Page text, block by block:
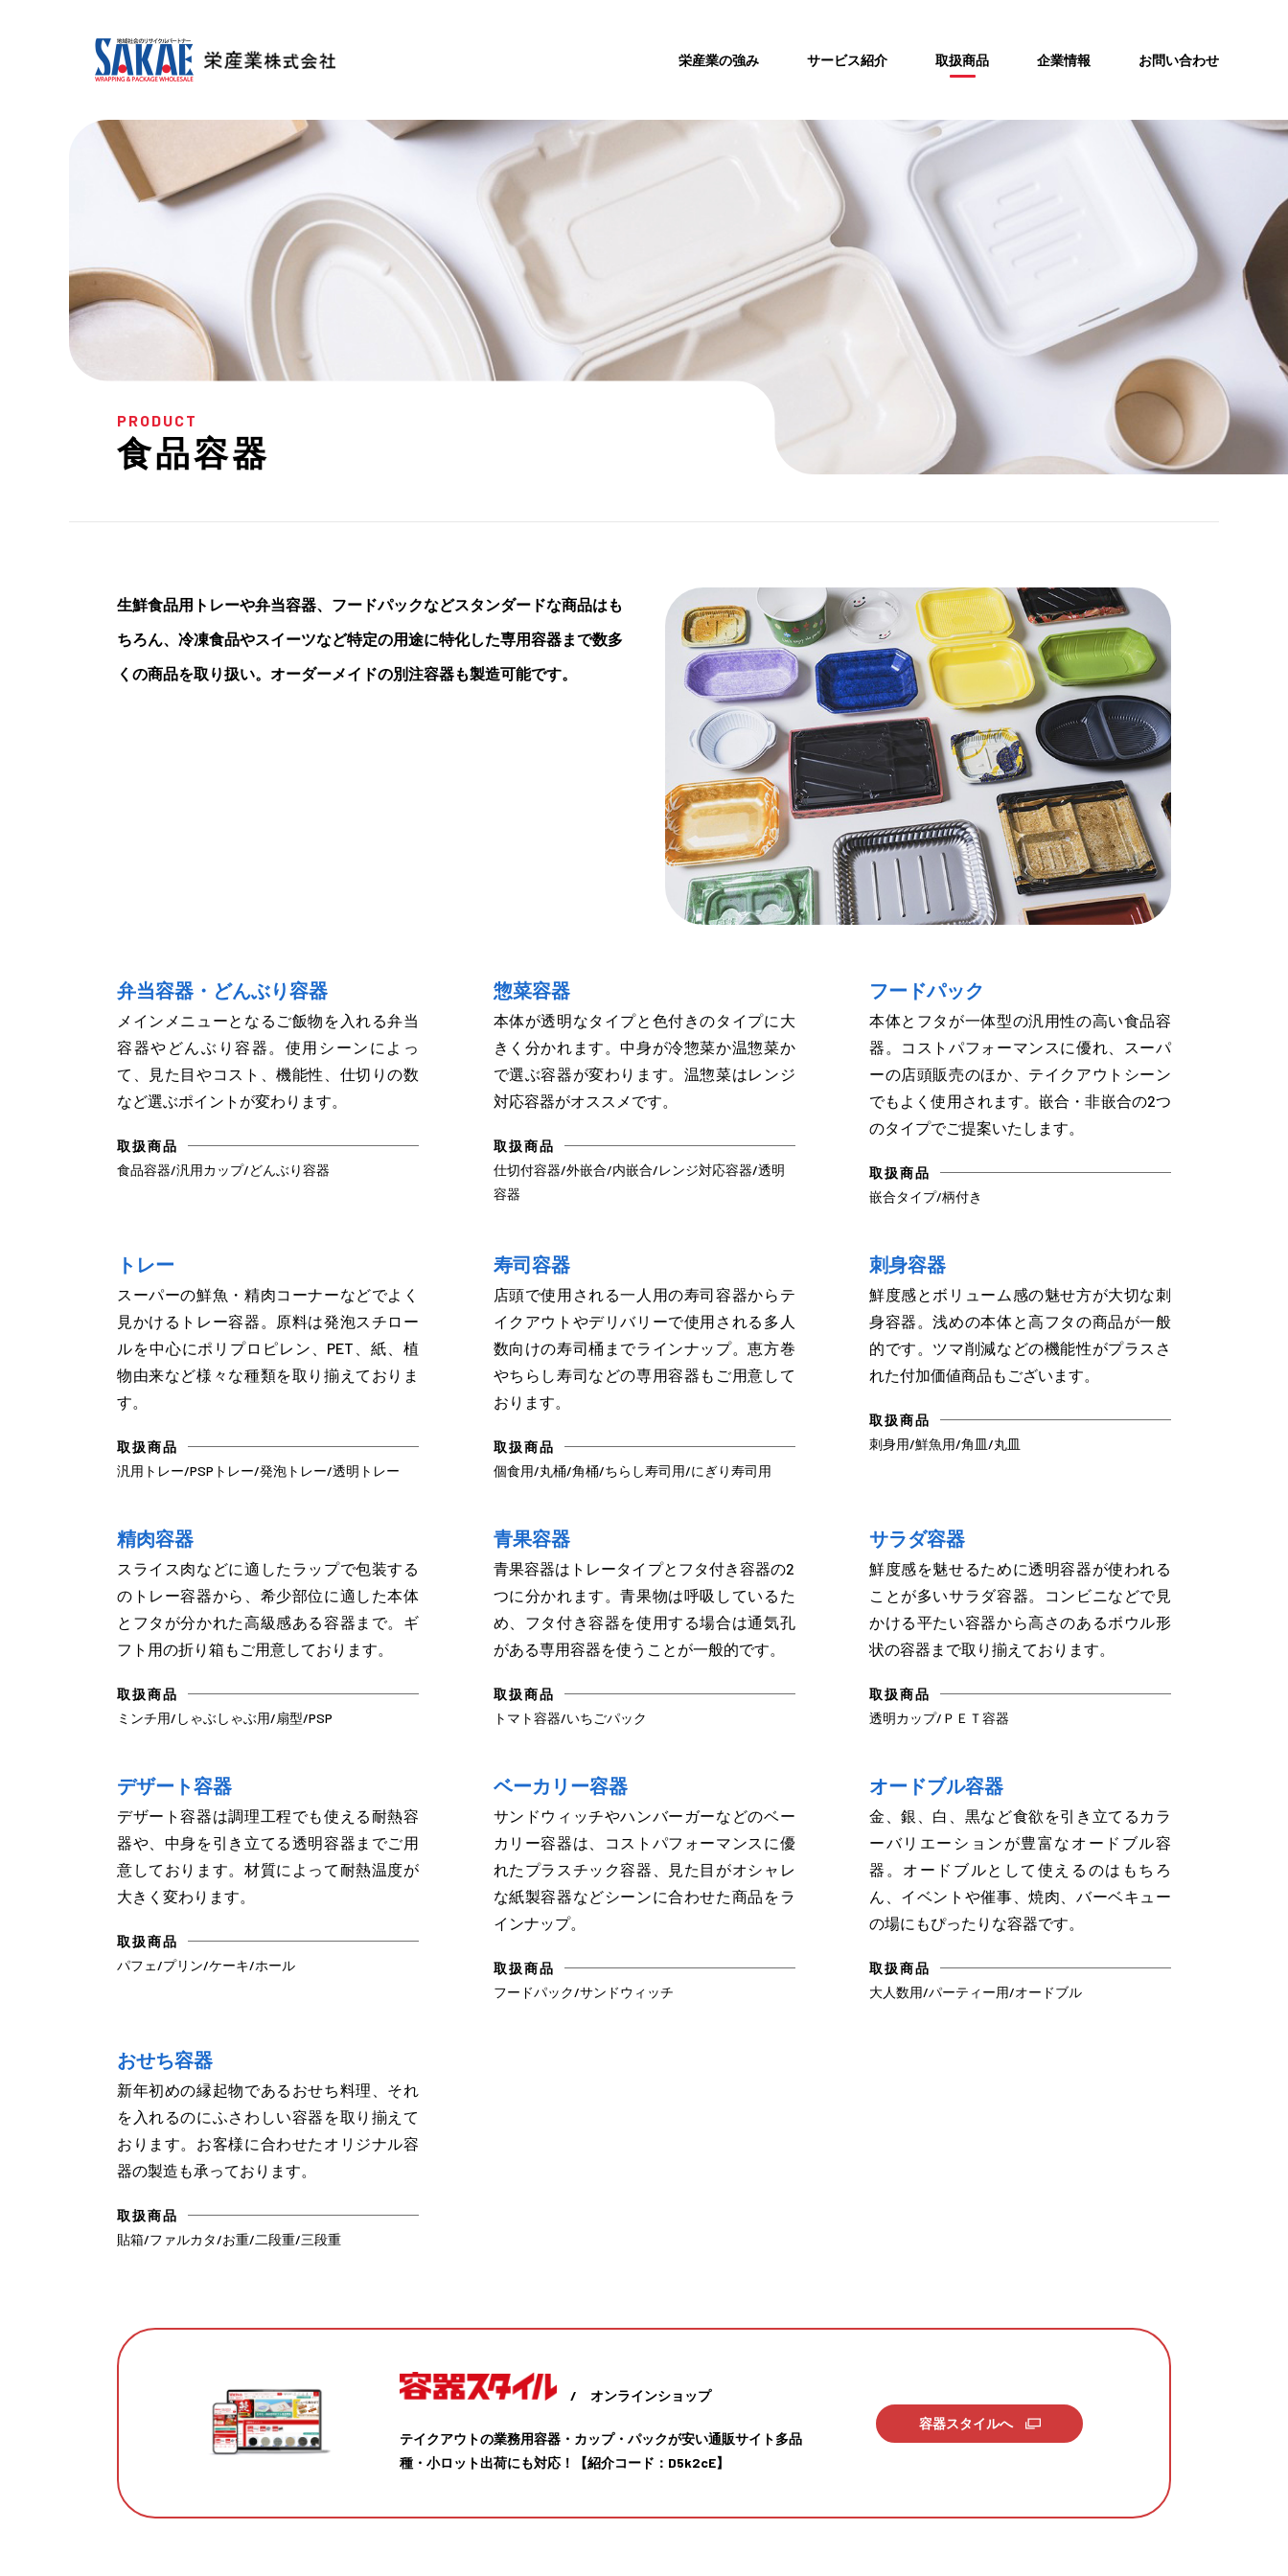
栄産業の強み サービス紹介 取扱商品 企業情報 お問い合わせ
PRODUCT
食品容器
生鮮食品用トレーや弁当容器、フードパックなどスタンダードな商品はも
ちろん、冷凍食品やスイーツなど特定の用途に特化した専用容器まで数多
くの商品を取り扱い。オーダーメイドの別注容器も製造可能です。
弁当容器・どんぶり容器
メインメニューとなるご飯物を入れる弁当
容器やどんぶり容器。使用シーンによっ
て、見た目やコスト、機能性、仕切りの数
など選ぶポイントが変わります。
取扱商品
食品容器/汎用カップ/どんぶり容器
惣菜容器
本体が透明なタイプと色付きのタイプに大
きく分かれます。中身が冷惣菜か温惣菜か
で選ぶ容器が変わります。温惣菜はレンジ
対応容器がオススメです。
取扱商品
仕切付容器/外嵌合/内嵌合/レンジ対応容器/透明
容器
フードパック
本体とフタが一体型の汎用性の高い食品容
器。コストパフォーマンスに優れ、スーパ
ーの店頭販売のほか、テイクアウトシーン
でもよく使用されます。嵌合・非嵌合の2つ
のタイプでご提案いたします。
取扱商品
嵌合タイプ/柄付き
トレー
スーパーの鮮魚・精肉コーナーなどでよく
見かけるトレー容器。原料は発泡スチロー
ルを中心にポリプロピレン、PET、紙、植
物由来など様々な種類を取り揃えておりま
す。
取扱商品
汎用トレー/PSPトレー/発泡トレー/透明トレー
寿司容器
店頭で使用される一人用の寿司容器からテ
イクアウトやデリバリーで使用される多人
数向けの寿司桶までラインナップ。恵方巻
やちらし寿司などの専用容器もご用意して
おります。
取扱商品
個食用/丸桶/角桶/ちらし寿司用/にぎり寿司用
刺身容器
鮮度感とボリューム感の魅せ方が大切な刺
身容器。浅めの本体と高フタの商品が一般
的です。ツマ削減などの機能性がプラスさ
れた付加価値商品もございます。
取扱商品
刺身用/鮮魚用/角皿/丸皿
精肉容器
スライス肉などに適したラップで包装する
のトレー容器から、希少部位に適した本体
とフタが分かれた高級感ある容器まで。ギ
フト用の折り箱もご用意しております。
取扱商品
ミンチ用/しゃぶしゃぶ用/扇型/PSP
青果容器
青果容器はトレータイプとフタ付き容器の2
つに分かれます。青果物は呼吸しているた
め、フタ付き容器を使用する場合は通気孔
がある専用容器を使うことが一般的です。
取扱商品
トマト容器/いちごパック
サラダ容器
鮮度感を魅せるために透明容器が使われる
ことが多いサラダ容器。コンビニなどで見
かける平たい容器から高さのあるボウル形
状の容器まで取り揃えております。
取扱商品
透明カップ/ＰＥＴ容器
デザート容器
デザート容器は調理工程でも使える耐熱容
器や、中身を引き立てる透明容器までご用
意しております。材質によって耐熱温度が
大きく変わります。
取扱商品
パフェ/プリン/ケーキ/ホール
ベーカリー容器
サンドウィッチやハンバーガーなどのベー
カリー容器は、コストパフォーマンスに優
れたプラスチック容器、見た目がオシャレ
な紙製容器などシーンに合わせた商品をラ
インナップ。
取扱商品
フードパック/サンドウィッチ
オードブル容器
金、銀、白、黒など食欲を引き立てるカラ
ーバリエーションが豊富なオードブル容
器。オードブルとして使えるのはもちろ
ん、イベントや催事、焼肉、バーベキュー
の場にもぴったりな容器です。
取扱商品
大人数用/パーティー用/オードブル
おせち容器
新年初めの縁起物であるおせち料理、それ
を入れるのにふさわしい容器を取り揃えて
おります。お客様に合わせたオリジナル容
器の製造も承っております。
取扱商品
貼箱/ファルカタ/お重/二段重/三段重
/ オンラインショップ
テイクアウトの業務用容器・カップ・パックが安い通販サイト多品
種・小ロット出荷にも対応！【紹介コード：D5k2cE】
容器スタイルへ